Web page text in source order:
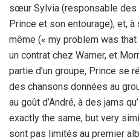
sœur Sylvia (responsable
Prince et son entourage), et,
même (« my problem was
un contrat chez Warner, et
partie d’un groupe, Prince se
des chansons données au
au goût d’André, à des jams
exactly the same, but very
sont pas limités au premier